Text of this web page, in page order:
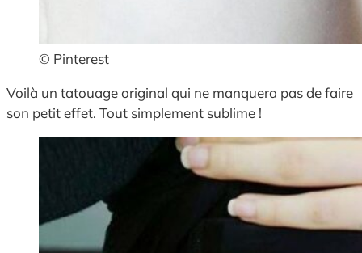
© Pinterest
Voilà un tatouage original qui ne manquera pas de faire
son petit effet. Tout simplement sublime !